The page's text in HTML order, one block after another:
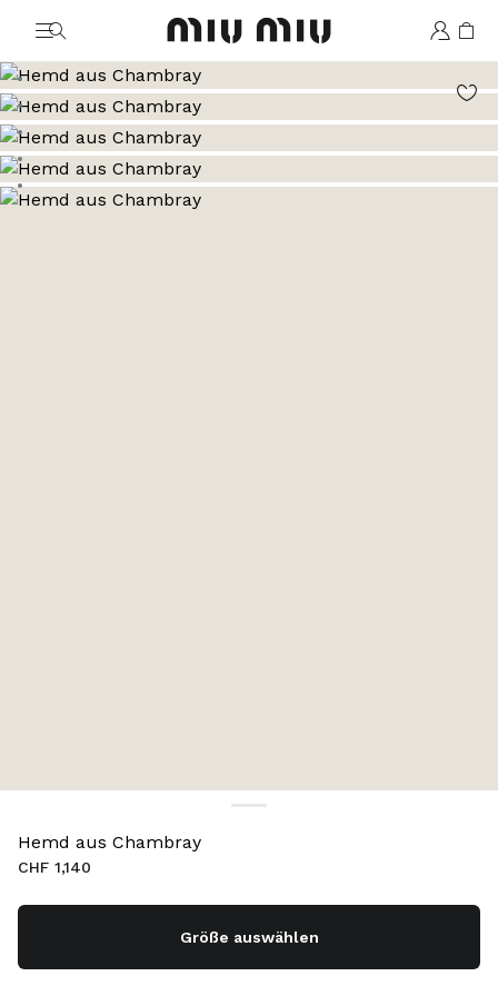
MiuMiu logo
Zum Bild 1
Zum Bild 2
Zum Bild 3
Zum Bild 4
Zum Bild 5
Zum Bild 6
Hemd aus Chambray
CHF 1,140
Größe auswählen